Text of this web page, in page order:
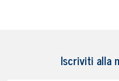
Iscriviti alla